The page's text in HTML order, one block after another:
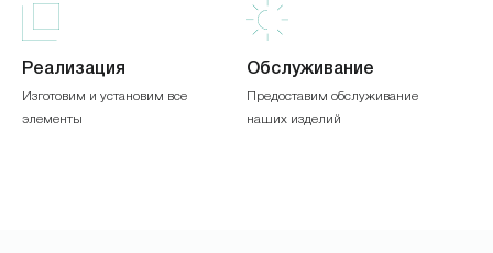
Реализация
Изготовим и установим все
элементы
Обслуживание
Предоставим обслуживание
наших изделий